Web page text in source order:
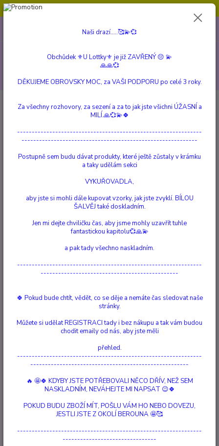
CZK
Kategorie blogu
Reico vital system - Přírodní síla
Pojídá váš pes trávu??
NEVHODNÁ KRMIVA
Štítky blogu
Úvod Blog Vaření a pečení pro naše 4nohé parťáky
Nejnovější články
strana z 1
Naši drazí.....🥰💫💞
Obchůdek ⚜️U Lottky⚜️ je již ZAVŘENÝ 😔 💫
🙏🙏💞
DĚKUJEME OBROVSKY MOC, za VAŠI PODPORU po celé 3 roky.
Za všechny rozhovory, za sezení a za to jak jste všichni ÚŽASNÍ a
MILÍ.🙏💞💫🍀
---------------------------------------------------------------
------------------------------------------------------------
Postupně sem budu dávat produkty, které ještě zůstaly v krámku
a taky udělám sekci
VYKUŘOVADLA,
aby jste si mohli dále kupovat vzorky, jak jste zvyklí. BÍLOU
ŠALVĚJ také doskladním.
Jen mi dejte chviličku čas, aby jsme mohly uzavřít tuhle
fantastickou kapitolu💞🙏💫
a pak tady všechno naskladním.
---------------------------------------------------------------
-----------------------------------------------
🍀 Pokud bude chtít, vědět, co se děje a nemáte čas sledovat naše
stránky.
Můžete si udělat REGISTRACI tady i bez nákupu a tak vám budou
chodit emaily od nás, aby jste měli
přehled.
---------------------------------------------------------------
------------------------------------------------------
🔥 🤩🍀 KDYBY JSTE POTŘEBOVALI NĚCO DŘÍV, NEŽ SEM
NASKLADNÍM, NEVÁHEJTE MI NAPSAT 😉🍀
POKUD BUDU ZBOŽÍ MÍT, POŠLU VÁM HO NEBO DOVEZU,
JESTLI JSTE Z OKOLÍ BEROUNA 🤩🥰
---------------------------------------------------------------
--------------------------------